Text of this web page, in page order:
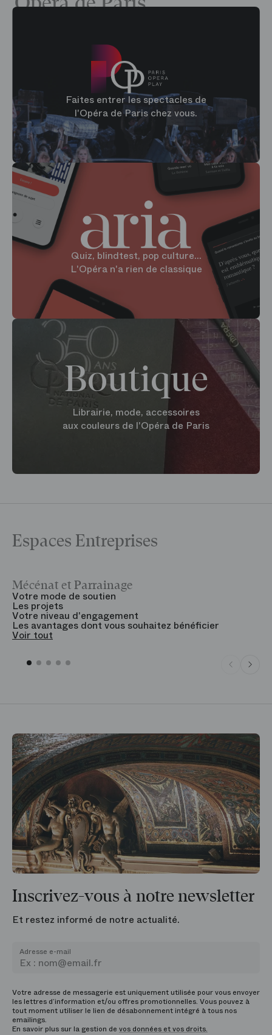
Tous les jours, de 10h à 18h30 et jusqu’à la fin des représentations
01 53 43 03 97
boutique.operadeparis.fr
Faites entrer les spectacles de
l'Opéra de Paris chez vous.
Quiz, blindtest, pop culture...
L'Opéra n'a rien de classique
Boutique
Librairie, mode, accessoires
aux couleurs de l'Opéra de Paris
Espaces Entreprises
Mécénat et Parrainage
Votre mode de soutien
Les projets
Votre niveau d'engagement
Les avantages dont vous souhaitez bénéficier
Voir tout
Inscrivez-vous à notre newsletter
Et restez informé de notre actualité.
Adresse e-mail
Votre adresse de messagerie est uniquement utilisée pour vous envoyer
les lettres d’information et/ou offres promotionnelles. Vous pouvez à
tout moment utiliser le lien de désabonnement intégré à tous nos
emailings.
En savoir plus sur la gestion de vos données et vos droits.